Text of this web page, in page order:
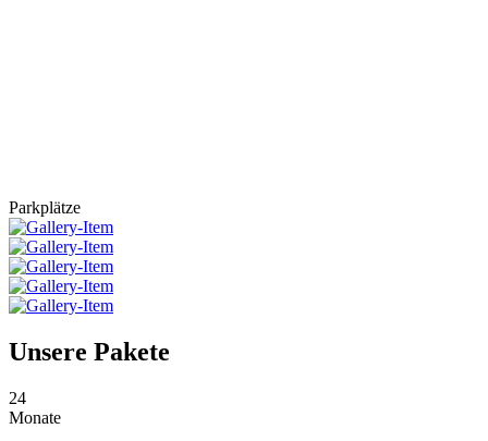
Parkplätze
Unsere Pakete
24
Monate